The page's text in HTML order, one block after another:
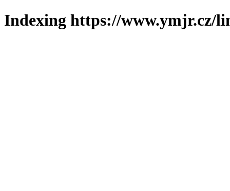
Indexing https://www.ymjr.cz/